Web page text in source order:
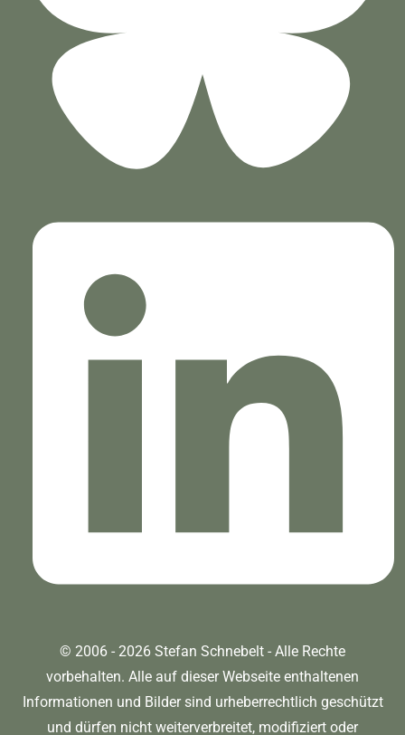
© 2006 - 2026 Stefan Schnebelt - Alle Rechte
vorbehalten. Alle auf dieser Webseite enthaltenen
Informationen und Bilder sind urheberrechtlich geschützt
und dürfen nicht weiterverbreitet, modifiziert oder